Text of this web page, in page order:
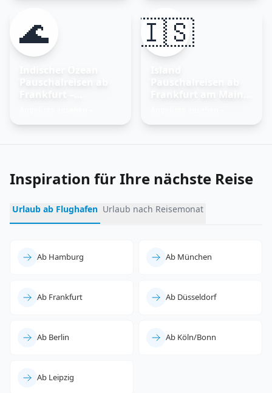
🌊 🇮🇸
Inspiration für Ihre nächste Reise
Urlaub ab Flughafen Urlaub nach Reisemonat
Ab Hamburg Ab München
Ab Frankfurt Ab Düsseldorf
Ab Berlin Ab Köln/Bonn
Ab Leipzig